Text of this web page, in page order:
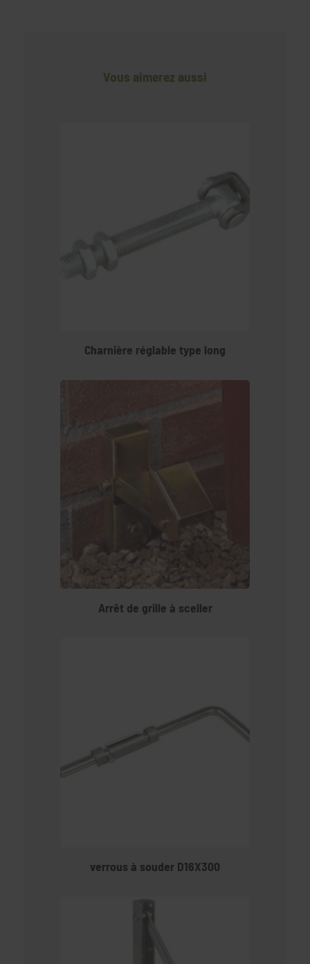
Vous aimerez aussi
Charnière réglable type long
Arrêt de grille à sceller
verrous à souder D16X300